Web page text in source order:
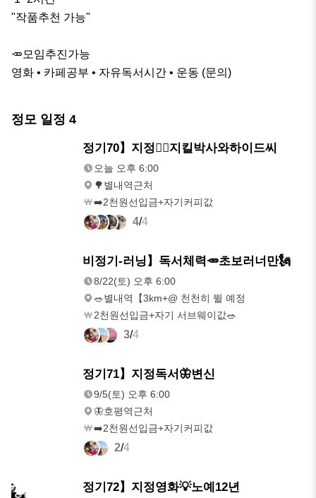
"작품추천 가능"
🥕모임추진가능
영화 • 카페공부 • 자유독서시간 • 운동 (문의)
정모 일정 4
정기70】지정🧙‍♂지킬박사와하이드씨
오늘 오후 6:00
🌳별내역근처
➡️2천원선입금+자기커피값
4/4
비정기-러닝】독서체력🥕초보러너만🗽
8/22(토) 오후 6:00
🥗별내역【3km+@ 천천히 뛸 예정
2천원선입금+자기 서브웨이값🥗
3/4
정기71】지정독서🦋변신
9/5(토) 오후 6:00
🦋호평역근처
➡️2천원선입금+자기커피값
2/4
10/10(토) 정기72】지정영화💡노예12년